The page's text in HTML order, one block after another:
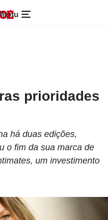
prioridades
há duas edições,
o fim da sua marca de
um investimento